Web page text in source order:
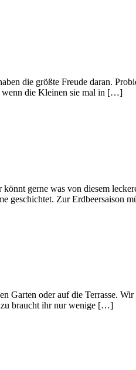
die größte Freude daran.
wenn die Kleinen sie mal in […]
gerne was von diesem
geschichtet. Zur Erdbeersaison
oder auf die Terrasse.
braucht ihr nur wenige […]